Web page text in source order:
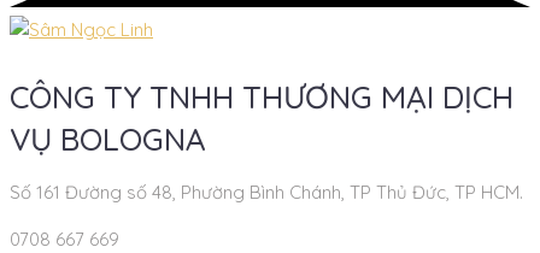
CÔNG TY TNHH THƯƠNG MẠI DỊCH
VỤ BOLOGNA
Số 161 Đường số 48, Phường Bình Chánh, TP Thủ Đức, TP HCM.
0708 667 669